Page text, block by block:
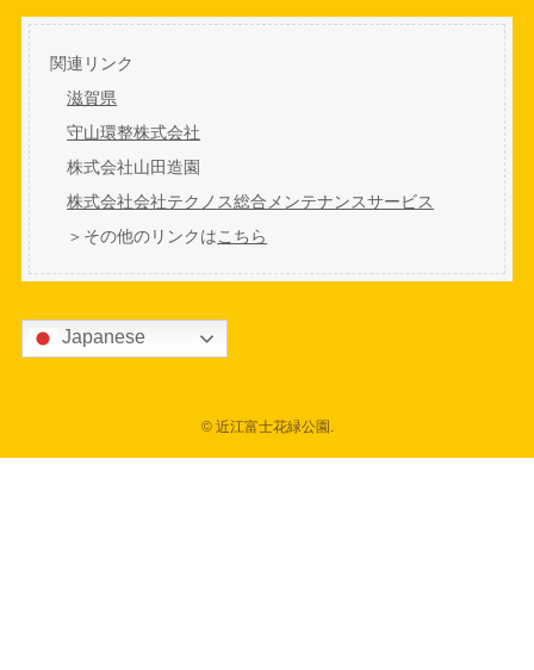
関連リンク
滋賀県
守山環整株式会社
株式会社山田造園
株式会社会社テクノス総合メンテナンスサービス
＞その他のリンクはこちら
Japanese
©近江富士花緑公園.